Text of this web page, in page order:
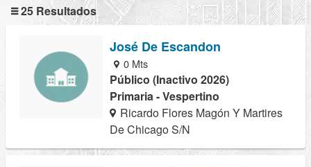
25 Resultados
José De Escandon
0 Mts
Público (Inactivo 2026)
Primaria - Vespertino
Ricardo Flores Magón Y Martires
De Chicago S/N